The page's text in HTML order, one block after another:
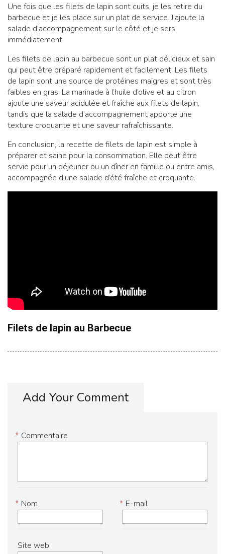
Une fois que les filets de lapin sont cuits, je les retire du
barbecue et je les place sur un plat de service. J’ajoute la
salade d’accompagnement sur le côté et je sers
immédiatement.
Les filets de lapin au barbecue sont un plat délicieux et sain
qui peut être préparé rapidement et facilement. Les filets
de lapin sont une source de protéines maigres et sont très
faibles en gras. La marinade à l’huile d’olive et au citron
ajoute une saveur acidulée et fraîche aux filets de lapin,
tandis que la salade d’accompagnement apporte une
texture croquante et une saveur rafraîchissante.
En conclusion, la recette de filets de lapin est simple à
préparer et saine pour la consommation. Elle peut être
servie pour un déjeuner ou un dîner en famille ou entre amis,
accompagnée d’une salade d’été fraîche et croquante.
Filets de lapin au Barbecue
Add Your Comment
Commentaire
*
Nom
* E-mail
*
Site web